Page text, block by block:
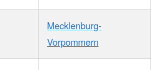
Mecklenburg-
Vorpommern